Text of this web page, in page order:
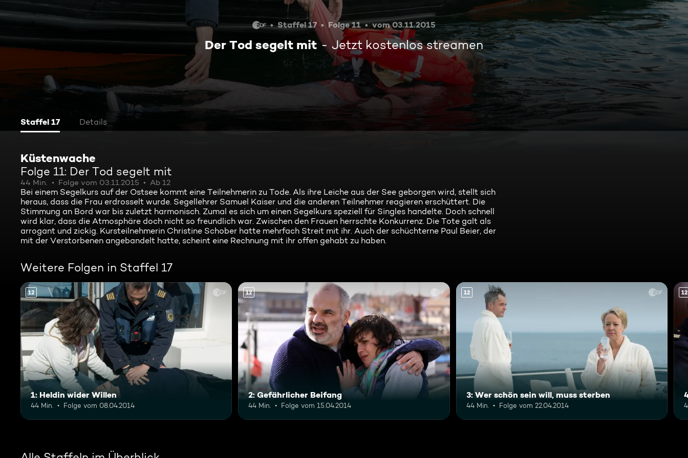
Staffel 17 Folge 11 vom 03.11.2015
Der Tod segelt mit Jetzt kostenlos streamen
Staffel 17 Details
Küstenwache
Folge 11: Der Tod segelt mit
44 Min. Folge vom 03.11.2015 Ab 12
Bei einem Segelkurs auf der Ostsee kommt eine Teilnehmerin zu Tode. Als ihre Leiche aus der See geborgen wird, stellt sich
heraus, dass die Frau erdrosselt wurde. Segellehrer Samuel Kaiser und die anderen Teilnehmer reagieren erschüttert. Die
Stimmung an Bord war bis zuletzt harmonisch. Zumal es sich um einen Segelkurs speziell für Singles handelte. Doch schnell
wird klar, dass die Atmosphäre doch nicht so freundlich war. Zwischen den Frauen herrschte Konkurrenz. Die Tote galt als
arrogant und zickig. Kursteilnehmerin Christine Schober hatte mehrfach Streit mit ihr. Auch der schüchterne Paul Beier, der
mit der Verstorbenen angebandelt hatte, scheint eine Rechnung mit ihr offen gehabt zu haben.
Weitere Folgen in Staffel 17
12
1: Heldin wider Willen
44 Min. Folge vom 08.04.2014
12
2: Gefährlicher Beifang
44 Min. Folge vom 15.04.2014
12
3: Wer schön sein will, muss sterben
44 Min. Folge vom 22.04.2014
12